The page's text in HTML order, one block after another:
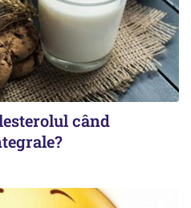
când